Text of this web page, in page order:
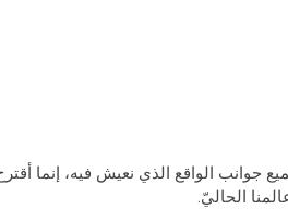
جوانب الواقع الذي نعيش فيه، إنما
الحاليّ.